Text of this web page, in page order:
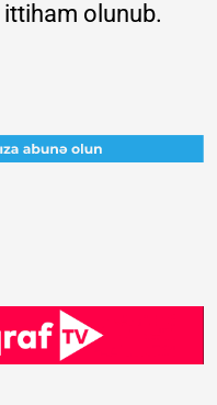
olunub.